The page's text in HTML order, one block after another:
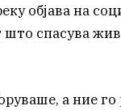
објава на
што спасува
а ние